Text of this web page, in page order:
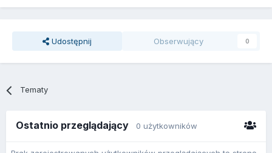
Udostępnij Obserwujący 0
Tematy
Ostatnio przeglądający 0 użytkowników